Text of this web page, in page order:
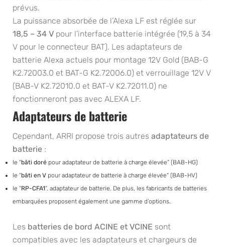
prévus.
La puissance absorbée de l’Alexa LF est réglée sur
18,5 – 34 V pour l’interface batterie intégrée (19,5 à 34
V pour le connecteur BAT). Les adaptateurs de
batterie Alexa actuels pour montage 12V Gold (BAB-G
K2.72003.0 et BAT-G K2.72006.0) et verrouillage 12V V
(BAB-V K2.72010.0 et BAT-V K2.72011.0) ne
fonctionneront pas avec ALEXA LF.
Adaptateurs de batterie
Cependant, ARRI propose trois autres adaptateurs de
batterie :
le “bâti doré pour adaptateur de batterie à charge élevée” (BAB-HG)
le “bâti en V pour adaptateur de batterie à charge élevée” (BAB-HV)
le “RP-CFA1“. adaptateur de batterie. De plus, les fabricants de batteries
embarquées proposent également une gamme d’options.
Les batteries de bord ACINE et VCINE sont
compatibles avec les adaptateurs et chargeurs de